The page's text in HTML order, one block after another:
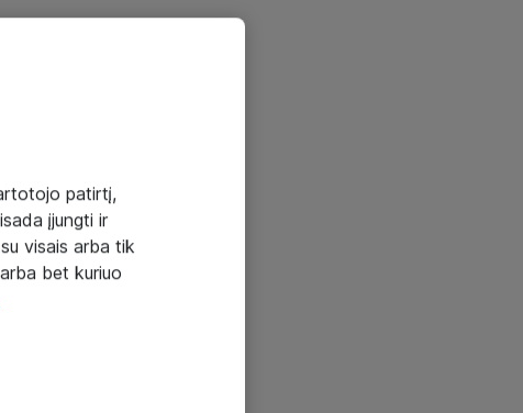
patirtį,
įjungti ir
visais arba tik
bet kuriuo